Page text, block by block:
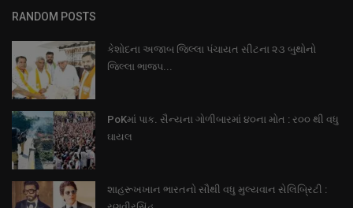
RANDOM POSTS
કેશોદના અજાબ જિલ્લા પંચાયત સીટના ૨૩ બુથોનો
જિલ્લા ભાજપ...
PoKમાં પાક. સૈન્યના ગોળીબારમાં ૪૦ના મોત : ર૦૦ થી વધુ
ઘાયલ
શાહરૂખખાન ભારતનો સૌથી વધુ મુલ્યવાન સેલિબ્રિટી :